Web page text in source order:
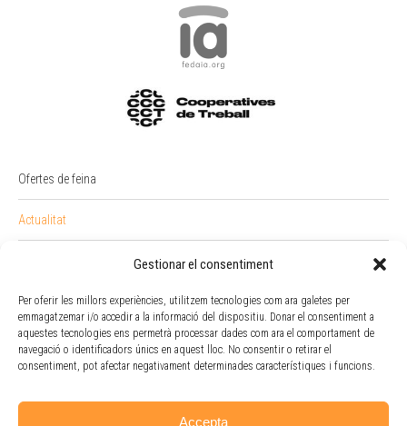
Gestionar el consentiment
Per oferir les millors experiències, utilitzem tecnologies com ara galetes per
emmagatzemar i/o accedir a la informació del dispositiu. Donar el consentiment a
aquestes tecnologies ens permetrà processar dades com ara el comportament de
navegació o identificadors únics en aquest lloc. No consentir o retirar el
consentiment, pot afectar negativament determinades característiques i funcions.
Accepta
Ofertes de feina
Actualitat
Intranet
Portal Empleat